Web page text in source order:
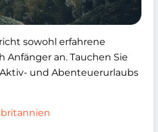
sowohl erfahrene
Anfänger an. Tauchen Sie
und Abenteuerurlaubs